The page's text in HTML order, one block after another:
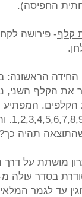
החפיסה).
קלף- פירושה
החידה הראשונה:
את הקלף השני,
הקלפים. המפתיע
תהיה
מושתת על דרך
עולה מ-1 עד-10, ונבצע בה הצגות והעברות
עד לגמר